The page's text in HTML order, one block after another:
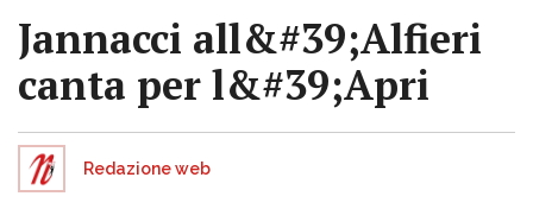
Jannacci all&#39;Alfieri
canta per l&#39;Apri
Redazione web